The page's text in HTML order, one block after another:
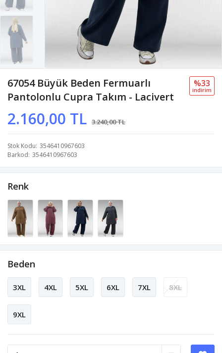
67054 Büyük Beden Fermuarlı
Pantolonlu Cupra Takım - Lacivert
2.160,00 TL 3.240,00 TL
%33
i̇ndi̇ri̇m
Stok Kodu 3546410967603
Barkod 3546410967603
Renk
Beden
3XL 4XL 5XL 6XL 7XL 8XL
9XL